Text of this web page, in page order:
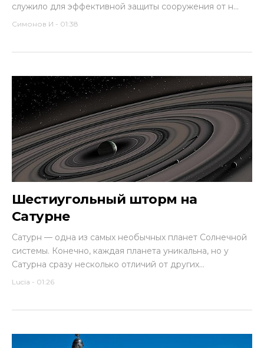
служило для эффективной защиты сооружения от н...
Симонов И - 01:38
Шестиугольный шторм на
Сатурне
Сатурн — одна из самых необычных планет Солнечной
системы. Конечно, каждая планета уникальна, но у
Сатурна сразу несколько отличий от других...
Lucia - 01:26